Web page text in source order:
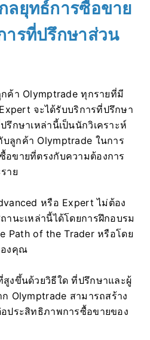
ลยุทธ์การซื้อขาย
ารที่ปรึกษาส่วน
ค้า Olymptrade ทุกรายที่มี
จะได้รับบริการที่ปรึกษา
กษาเหล่านี้เป็นนักวิเคราะห์
ลูกค้า Olymptrade ในการ
ขายที่ตรงกับความต้องการ
าย
หรือ Expert ไม่ต้อง
นะเหล่านี้ได้โดยการฝึกอบรม
Path of the Trader หรือโดย
องคุณ
งขึ้นด้วยวิธีใด ที่ปรึกษาและผู้
Olymptrade สามารถสร้าง
ประสิทธิภาพการซื้อขายของ